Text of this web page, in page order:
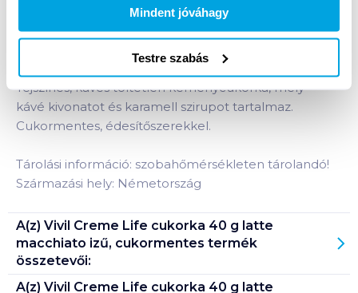
Mindent jóváhagy
Testre szabás
Termékleírás a(z)Vivil Creme Life cukorka 40 g
latte macchiato izű, cukormentes
finomság, különleges kettős csavart ízélménnyel.
Tejszínes, kávés töltetlen keménycukorka, mely
kávé kivonatot és karamell szirupot tartalmaz.
Cukormentes, édesítőszerekkel.
Tárolási információ: szobahőmérsékleten tárolandó!
Származási hely: Németország
A(z) Vivil Creme Life cukorka 40 g latte
macchiato izű, cukormentes termék
összetevői:
A(z) Vivil Creme Life cukorka 40 g latte